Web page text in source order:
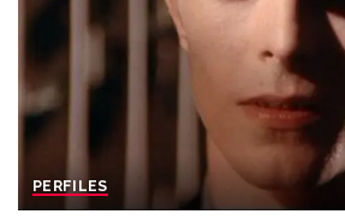
PERFILES